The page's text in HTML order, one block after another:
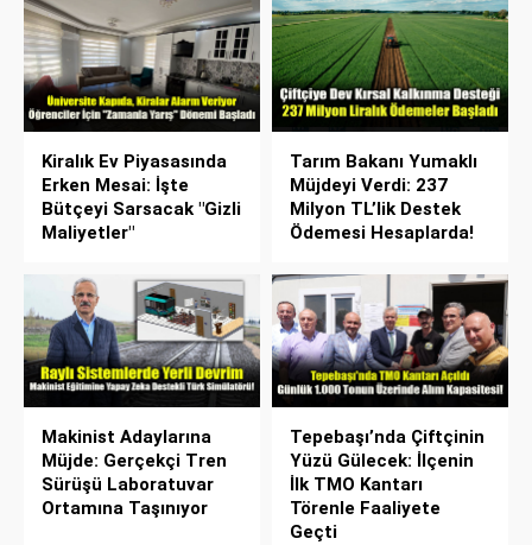
Kiralık Ev Piyasasında
Erken Mesai: İşte
Bütçeyi Sarsacak "Gizli
Maliyetler"
Tarım Bakanı Yumaklı
Müjdeyi Verdi: 237
Milyon TL’lik Destek
Ödemesi Hesaplarda!
Makinist Adaylarına
Müjde: Gerçekçi Tren
Sürüşü Laboratuvar
Ortamına Taşınıyor
Tepebaşı’nda Çiftçinin
Yüzü Gülecek: İlçenin
İlk TMO Kantarı
Törenle Faaliyete
Geçti